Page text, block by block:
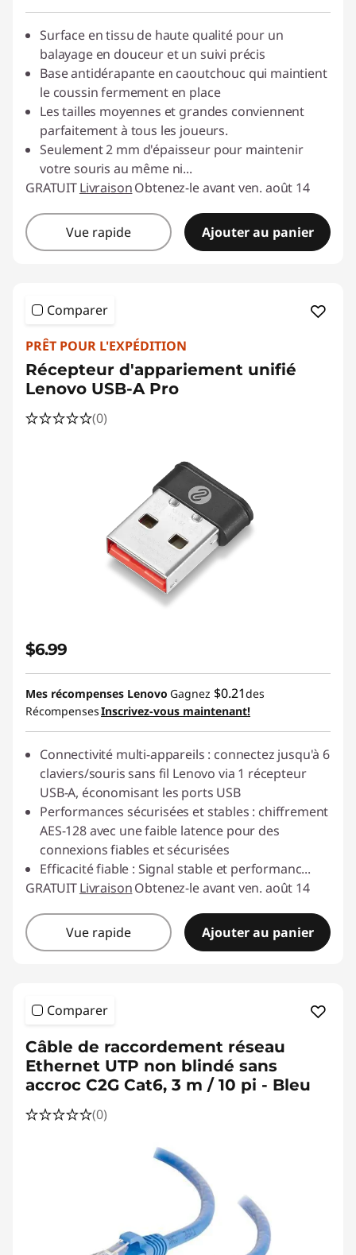
Surface en tissu de haute qualité pour un
balayage en douceur et un suivi précis
Base antidérapante en caoutchouc qui maintient
le coussin fermement en place
Les tailles moyennes et grandes conviennent
parfaitement à tous les joueurs.
Seulement 2 mm d'épaisseur pour maintenir
votre souris au même ni...
GRATUITLivraisonObtenez-le avant ven. août 14
Vue rapide Ajouter au panier
Comparer
PRÊT POUR L'EXPÉDITION
Récepteur d'appariement unifié
Lenovo USB-A Pro
(0)
$6.99
Mes récompenses Lenovo Gagnez $0.21des
RécompensesInscrivez-vous maintenant!
Connectivité multi-appareils : connectez jusqu'à 6
claviers/souris sans fil Lenovo via 1 récepteur
USB-A, économisant les ports USB
Performances sécurisées et stables : chiffrement
AES-128 avec une faible latence pour des
connexions fiables et sécurisées
Efficacité fiable : Signal stable et performanc...
GRATUITLivraisonObtenez-le avant ven. août 14
Vue rapide Ajouter au panier
Comparer
Câble de raccordement réseau
Ethernet UTP non blindé sans
accroc C2G Cat6, 3 m / 10 pi - Bleu
(0)